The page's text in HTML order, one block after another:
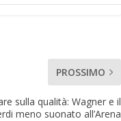
PROSSIMO
sulla qualità: Wagner e il
meno suonato all’Arena